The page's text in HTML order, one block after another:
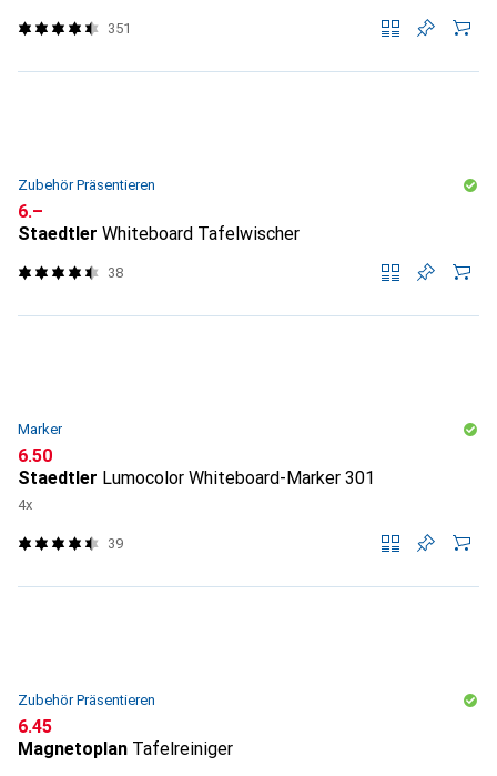
351
Zubehör Präsentieren
CHF
6.–
Staedtler Whiteboard Tafelwischer
38
Marker
CHF
6.50
Staedtler Lumocolor Whiteboard-Marker 301
4x
39
Zubehör Präsentieren
CHF
6.45
Magnetoplan Tafelreiniger